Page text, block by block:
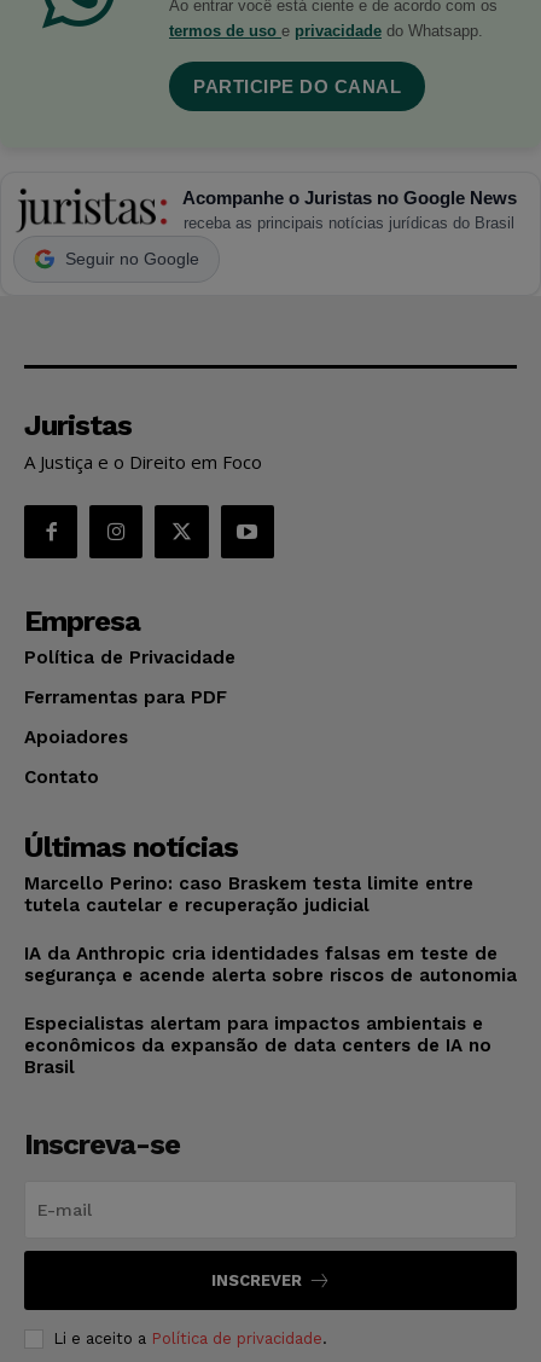
Ao entrar você está ciente e de acordo com os
termos de uso e privacidade do Whatsapp.
PARTICIPE DO CANAL
Acompanhe o Juristas no Google News
receba as principais notícias jurídicas do Brasil
Seguir no Google
Juristas
A Justiça e o Direito em Foco
Empresa
Política de Privacidade
Ferramentas para PDF
Apoiadores
Contato
Últimas notícias
Marcello Perino: caso Braskem testa limite entre
tutela cautelar e recuperação judicial
IA da Anthropic cria identidades falsas em teste de
segurança e acende alerta sobre riscos de autonomia
Especialistas alertam para impactos ambientais e
econômicos da expansão de data centers de IA no
Brasil
Inscreva-se
INSCREVER
Li e aceito a Política de privacidade.